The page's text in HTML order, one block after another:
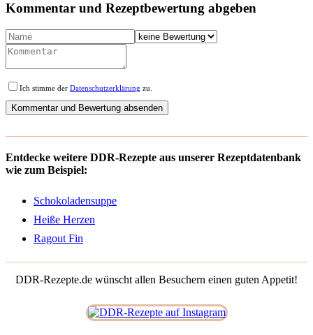
Kommentar und Rezeptbewertung abgeben
Ich stimme der Datenschutzerklärung zu.
Entdecke weitere DDR-Rezepte aus unserer Rezeptdatenbank
wie zum Beispiel:
Schokoladensuppe
Heiße Herzen
Ragout Fin
DDR-Rezepte.de wünscht allen Besuchern einen guten Appetit!